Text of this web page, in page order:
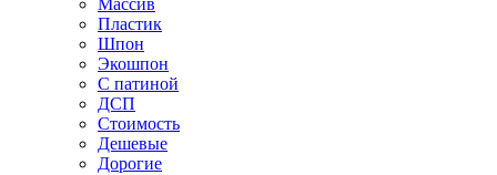
Массив
Пластик
Шпон
Экошпон
С патиной
ДСП
Стоимость
Дешевые
Дорогие